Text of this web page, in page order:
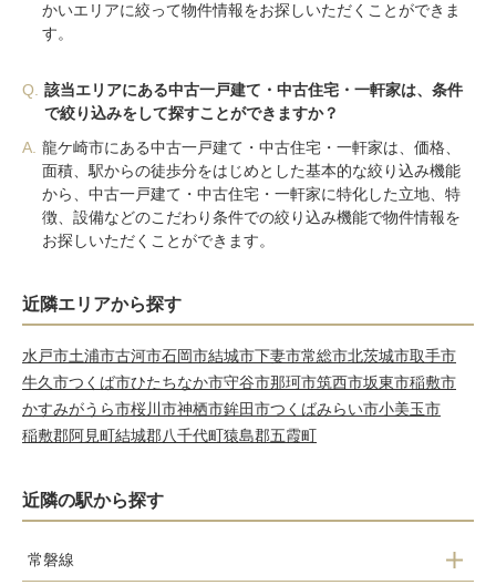
かいエリアに絞って物件情報をお探しいただくことができま
す。
Q.
該当エリアにある中古一戸建て・中古住宅・一軒家は、条件
で絞り込みをして探すことができますか？
A. 龍ケ崎市にある中古一戸建て・中古住宅・一軒家は、価格、
面積、駅からの徒歩分をはじめとした基本的な絞り込み機能
から、中古一戸建て・中古住宅・一軒家に特化した立地、特
徴、設備などのこだわり条件での絞り込み機能で物件情報を
お探しいただくことができます。
近隣エリアから探す
水戸市土浦市古河市石岡市結城市下妻市常総市北茨城市取手市
牛久市つくば市ひたちなか市守谷市那珂市筑西市坂東市稲敷市
かすみがうら市桜川市神栖市鉾田市つくばみらい市小美玉市
稲敷郡阿見町結城郡八千代町猿島郡五霞町
近隣の駅から探す
常磐線